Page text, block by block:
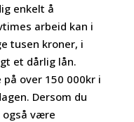
enkelt å
arbeid kan i
tusen kroner, i
et dårlig lån.
over 150 000kr i
Dersom du
også være